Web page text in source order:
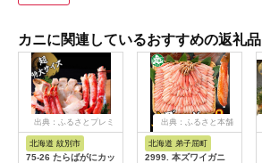
カニに関連しているおすすめの返礼品
出典：ふるさとプレミ
アム
北海道 紋別市
75-26 たらばがにカッ
出典：ふるさと本舗
北海道 弟子屈町
2999. 本ズワイガニ